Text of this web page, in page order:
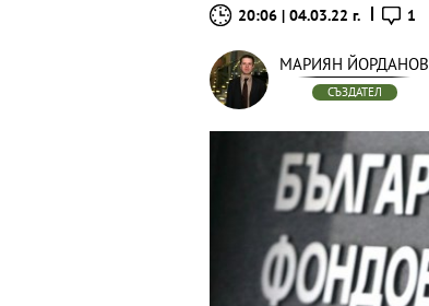
20:06 | 04.03.22 г. 1
МАРИЯН ЙОРДАНОВ
СЪЗДАТЕЛ